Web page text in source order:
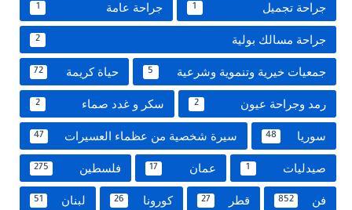
جراحة تجميل 1 جراحة عامة 1
جراحة مسالك بولية 2
جمعيات خيرية وتنموية وشرعية 5 حياة كريمة 72
رمد وجراحة عيون 2 سكر و غدد صماء 2
سوريا 48 سيرة شخصية من عظماء العسيرات 47
صيدليات 1 عمان 17 فلسطين 275
فن 852 قطر 27 كورونا 26 لبنان 51